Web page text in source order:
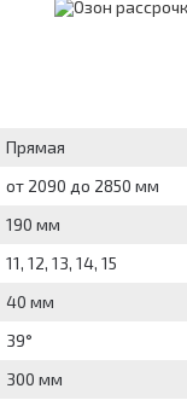
Прямая
от 2090 до 2850 мм
190 мм
11, 12, 13, 14, 15
40 мм
39°
300 мм